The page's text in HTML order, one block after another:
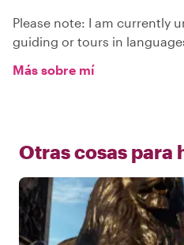
Please note: I am currently
guiding or tours in
Más sobre mí
Otras cosas para